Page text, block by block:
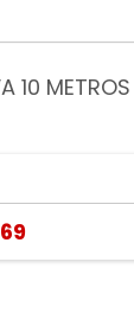
10 METROS